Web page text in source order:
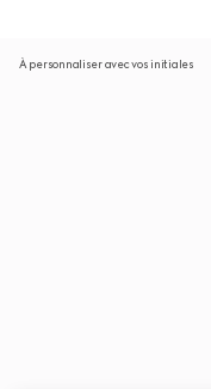
À personnaliser avec vos initiales